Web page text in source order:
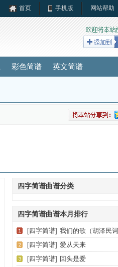
首页 手机版 网站帮助
彩色简谱 英文简谱
四字简谱曲谱分类
四字简谱曲谱本月排行
[四字简谱] 我们的歌（胡泽民
[四字简谱] 爱从天来
[四字简谱] 回头是爱